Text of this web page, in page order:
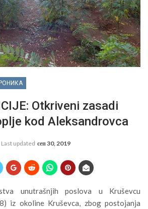
Otkriveni zasadi
kod Aleksandrovca
Last updated сеп 30, 2019
unutrašnjih poslova u Kruševcu
iz okoline Kruševca, zbog postojanja